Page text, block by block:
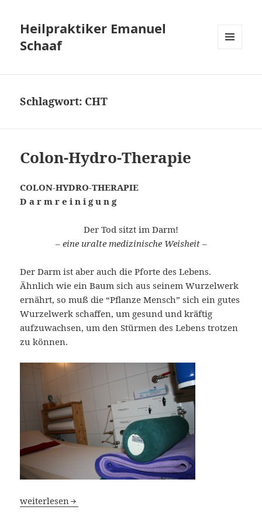
Heilpraktiker Emanuel
Schaaf
Schlagwort: CHT
Colon-Hydro-Therapie
COLON-HYDRO-THERAPIE
D a r m r e i n i g u n g
Der Tod sitzt im Darm!
– eine uralte medizinische Weisheit–
Der Darm ist aber auch die Pforte des Lebens.
Ähnlich wie ein Baum sich aus seinem Wurzelwerk
ernährt, so muß die “Pflanze Mensch” sich ein gutes
Wurzelwerk schaffen, um gesund und kräftig
aufzuwachsen, um den Stürmen des Lebens trotzen
zu können.
Colon-Hydro-Therapie
weiterlesen